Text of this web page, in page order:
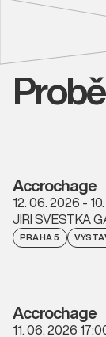
Accrochage
12. 06. 2026 -
JIRI SVESTKA
PRAHA 5
Accrochage
11. 06. 2026